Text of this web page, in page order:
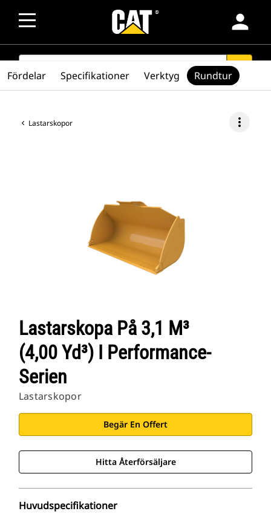
person
SEARCH search
Lastarskopor more_vert
Lastarskopa På 3,1 M³
(4,00 Yd³) I Performance-
Serien
Lastarskopor
Begär En Offert
Hitta Återförsäljare
Huvudspecifikationer
Fördelar Specifikationer Verktyg Rundtur